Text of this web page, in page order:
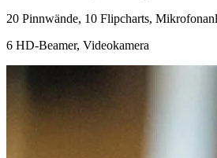
20 Pinnwände, 10 Flipcharts,
6 HD-Beamer, Videokamera